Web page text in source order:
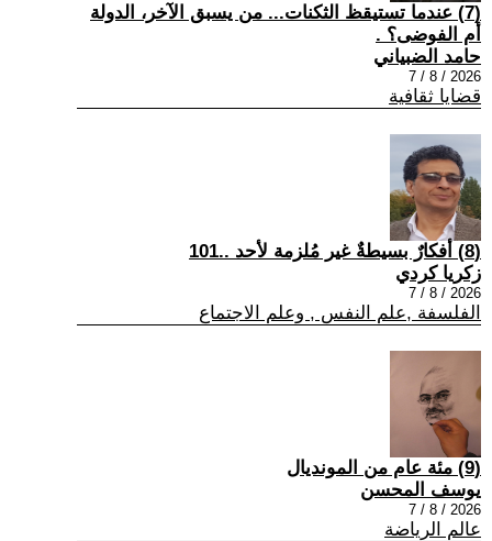
(7) عندما تستيقظ الثكنات... من يسبق الآخر، الدولة
أم الفوضى؟ .
حامد الضبياني
2026 / 8 / 7
قضايا ثقافية
(8) أفكارٌ بسيطةٌ غير مُلزمة لأحد ..101
زكريا كردي
2026 / 8 / 7
الفلسفة ,علم النفس , وعلم الاجتماع
(9) مئة عام من المونديال
يوسف المحسن
2026 / 8 / 7
عالم الرياضة